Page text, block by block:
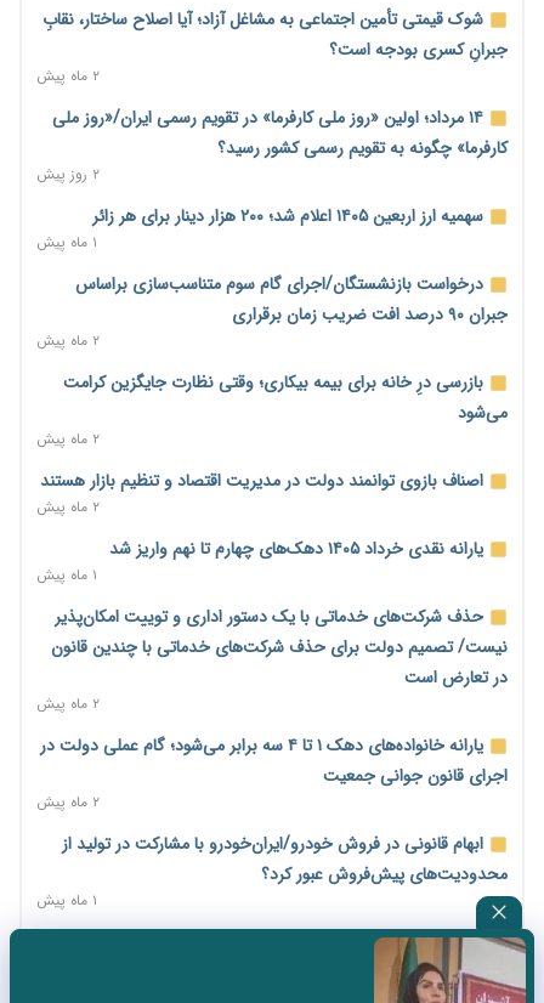
سایپا و پارس‌خودرو
۲ روز پیش
نماینده مجلس: توسعه مرزهای زمینی به راهبرد تأمین کالاهای
خانه کارگر قزوین: شکاف دستمزد و هزینه معیشت هر روز عمیق‌تر
می‌شود
رئیس سازمان امور مالیاتی: بلاگرهای پردرآمد مشمول پرداخت
مالیات هستند
پیش‌بینی افزایش تولید برنج؛ نیاز وارداتی کشور به ۵۰۰ هزار تن
کاهش می‌یابد
۲ روز پیش
اختیارات جدید گمرکات برای تمدید ورود موقت کالا و خودرو تا
پایان شهریور ابلاغ شد
۲ روز پیش
فهرست کالاهای فولادی و فلزات مشمول بازگشت ۱۰۰ درصد ارز
صادراتی ابلاغ شد
۲ روز پیش
مرحله سیزدهم کالابرگ در سایه تورم؛ قدرت خرید یارانه یک‌میلیونی
بیش از پیش آب رفت
۲ روز پیش
۱۴ مرداد؛ اولین «روز ملی کارفرما» در تقویم رسمی ایران/«روز ملی
کارفرما» چگونه به تقویم رسمی کشور رسید؟
شوک قیمتی تأمین اجتماعی به مشاغل آزاد؛ آیا اصلاح ساختار، نقابِ
جبرانِ کسری بودجه است؟
۲ ماه پیش
۱۴ مرداد؛ اولین «روز ملی کارفرما» در تقویم رسمی ایران/«روز ملی
کارفرما» چگونه به تقویم رسمی کشور رسید؟
۲ روز پیش
سهمیه ارز اربعین ۱۴۰۵ اعلام شد؛ ۲۰۰ هزار دینار برای هر زائر
۱ ماه پیش
درخواست بازنشستگان/اجرای گام سوم متناسب‌سازی براساس
جبران ۹۰ درصد افت ضریب زمان برقراری
۲ ماه پیش
بازرسی درِ خانه برای بیمه بیکاری؛ وقتی نظارت جایگزین کرامت
می‌شود
۲ ماه پیش
اصناف بازوی توانمند دولت در مدیریت اقتصاد و تنظیم بازار هستند
۲ ماه پیش
یارانه نقدی خرداد ۱۴۰۵ دهک‌های چهارم تا نهم واریز شد
۱ ماه پیش
حذف شرکت‌های خدماتی با یک دستور اداری و توییت امکان‌پذیر
نیست/ تصمیم دولت برای حذف شرکت‌های خدماتی با چندین قانون
در تعارض است
۲ ماه پیش
یارانه خانواده‌های دهک ۱ تا ۴ سه برابر می‌شود؛ گام عملی دولت در
اجرای قانون جوانی جمعیت
۲ ماه پیش
ابهام قانونی در فروش خودرو/ایران‌خودرو با مشارکت در تولید از
محدودیت‌های پیش‌فروش عبور کرد؟
۱ ماه پیش
ثبت نادرست عنوان شغلی، کارگر و کارفرما را با جریمه و شکایت
روبه‌رو می‌کند